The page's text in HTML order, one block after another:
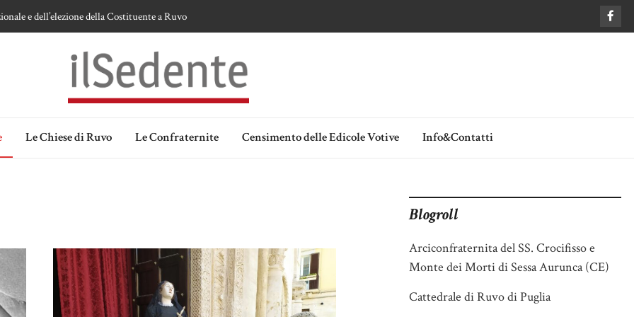
e dell’elezione della Costituente a Ruvo
sulla devozione alla Vergine a Ruvo di Puglia
Madonna delle Grazie di Ruvo di Puglia
Ipotesi e memorie.
Le Chiese di Ruvo Le Confraternite Censimento delle Edicole Votive Info&Contatti
Blogroll
Arciconfraternita del SS. Crocifisso e
Monte dei Morti di Sessa Aurunca (CE)
Cattedrale di Ruvo di Puglia